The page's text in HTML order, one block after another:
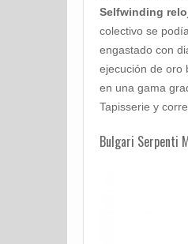
Selfwinding
colectivo se
engastado con
ejecución de oro
en una gama
Tapisserie y
Bulgari Serpenti